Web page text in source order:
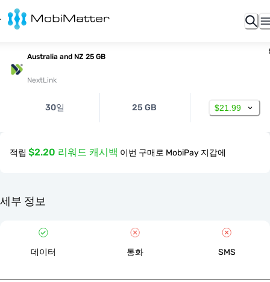
Australia and NZ 25 GB
NextLink
30일 25 GB $21.99
적립 $2.20 리워드 캐시백 이번 구매로 MobiPay 지갑에
세부 정보
데이터 통화 SMS